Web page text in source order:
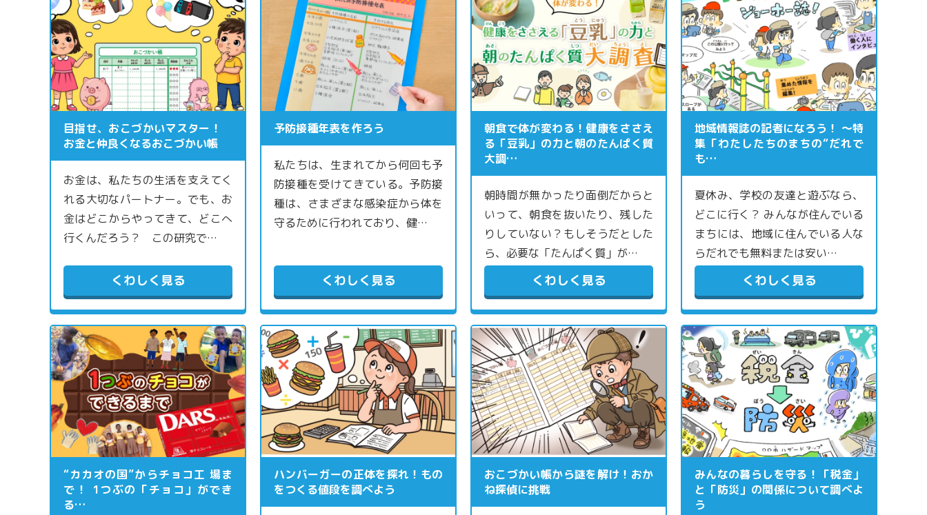
目指せ、おこづかいマスター！
お金と仲良くなるおこづかい帳
お金は、私たちの生活を支えてく
れる大切なパートナー。でも、お
金はどこからやってきて、どこへ
行くんだろう？ この研究で…
くわしく見る
予防接種年表を作ろう
私たちは、生まれてから何回も予
防接種を受けてきている。予防接
種は、さまざまな感染症から体を
守るために行われており、健…
くわしく見る
朝食で体が変わる！健康をささえ
る「豆乳」の力と朝のたんぱく質
大調…
朝時間が無かったり面倒だからと
いって、朝食を抜いたり、残した
りしていない？もしそうだとした
ら、必要な「たんぱく質」が…
くわしく見る
地域情報誌の記者になろう！ ～特
集「わたしたちのまちの“だれで
も…
夏休み、学校の友達と遊ぶなら、
どこに行く？ みんなが住んでいる
まちには、地域に住んでいる人な
らだれでも無料または安い…
くわしく見る
“カカオの国”からチョコ工 場ま
で！ 1つぶの「チョコ」ができ
る…
ハンバーガーの正体を探れ！もの
をつくる値段を調べよう
おこづかい帳から謎を解け！おか
ね探偵に挑戦
みんなの暮らしを守る！「税金」
と「防災」の関係について調べよ
う